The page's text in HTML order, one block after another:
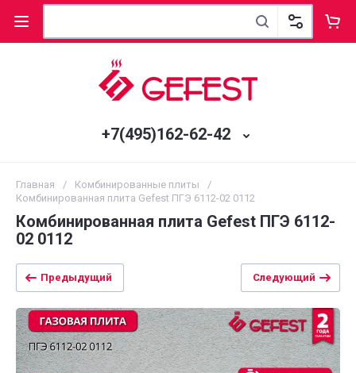
+7(495)162-62-42
Главная / Комбинированные плиты
/
Комбинированная плита Gefest ПГЭ 6112-02 0112
Комбинированная плита Gefest ПГЭ 6112-
02 0112
Предыдущий Следующий